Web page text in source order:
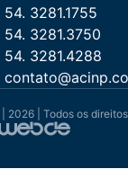
54. 3281.1755
54. 3281.3750
54. 3281.4288
| 2026 | Todos os